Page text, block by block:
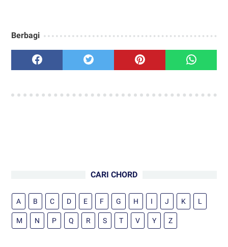
Berbagi
CARI CHORD
A B C D E F G H I J K L
M N P Q R S T V Y Z